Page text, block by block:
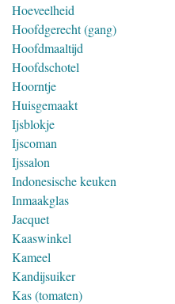
Hoeveelheid
Hoofdgerecht (gang)
Hoofdmaaltijd
Hoofdschotel
Hoorntje
Huisgemaakt
Ijsblokje
Ijscoman
Ijssalon
Indonesische keuken
Inmaakglas
Jacquet
Kaaswinkel
Kameel
Kandijsuiker
Kas (tomaten)